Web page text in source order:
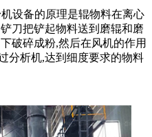
设备的原理是辊物料在离心
刀把铲起物料送到磨辊和磨
破碎成粉,然后在风机的作用
分析机,达到细度要求的物料